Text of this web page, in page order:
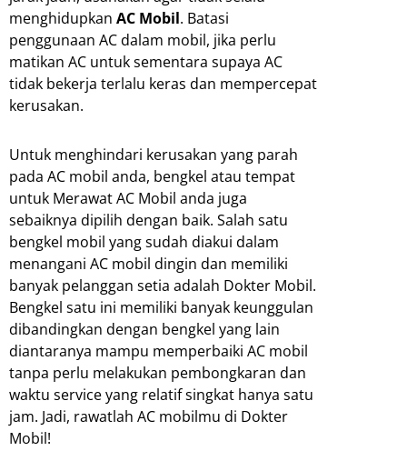
menghidupkan AC Mobil. Batasi
penggunaan AC dalam mobil, jika perlu
matikan AC untuk sementara supaya AC
tidak bekerja terlalu keras dan mempercepat
kerusakan.
Untuk menghindari kerusakan yang parah
pada AC mobil anda, bengkel atau tempat
untuk Merawat AC Mobil anda juga
sebaiknya dipilih dengan baik. Salah satu
bengkel mobil yang sudah diakui dalam
menangani AC mobil dingin dan memiliki
banyak pelanggan setia adalah Dokter Mobil.
Bengkel satu ini memiliki banyak keunggulan
dibandingkan dengan bengkel yang lain
diantaranya mampu memperbaiki AC mobil
tanpa perlu melakukan pembongkaran dan
waktu service yang relatif singkat hanya satu
jam. Jadi, rawatlah AC mobilmu di Dokter
Mobil!